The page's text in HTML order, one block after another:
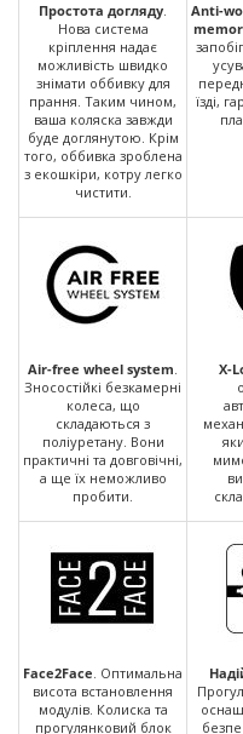
Простота догляду.
Нова система
кріплення надає
можливість швидко
знімати оббивку для
прання. Таким чином,
ваша коляска завжди
буде доглянутою. Крім
того, оббивка зроблена
з екошкіри, котру легко
чистити.
Anti-
їзді,
Air-free wheel system.
Зносостійкі безкамерні
колеса, що
складаються з
поліуретану. Вони
практичні та довговічні,
а ще їх неможливо
пробити.
X-
Face2Face. Оптимальна
висота встановлення
модулів. Колиска та
прогулянковий блок